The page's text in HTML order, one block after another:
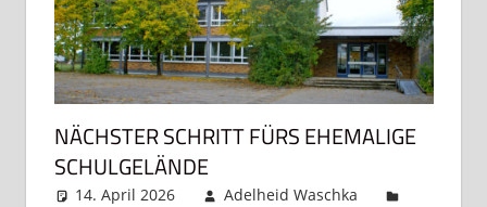
NÄCHSTER SCHRITT FÜRS EHEMALIGE
SCHULGELÄNDE
14. April 2026
Adelheid Waschka